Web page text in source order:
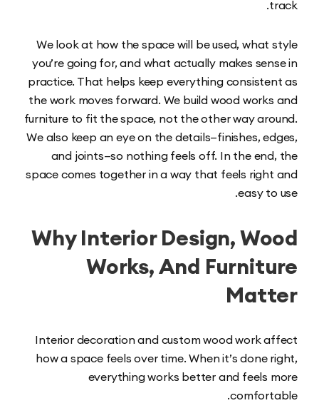
We look at how the space will be used, what
you’re going for, and what actually makes
practice. That helps keep everything
the work moves forward. We build wood
furniture to fit the space, not the other way
We also keep an eye on the details—finishes,
and joints—so nothing feels off. In the
space comes together in a way that feels
easy
Why Interior Design,
Works, And
Interior decoration and custom wood work
how a space feels over time. When it’s done
everything works better and feels